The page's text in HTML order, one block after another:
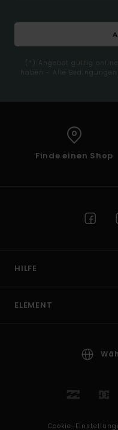
(*) Angebot gültig
haben - Alle
Finde einen Shop
HILFE
ELEMENT
Cookie-